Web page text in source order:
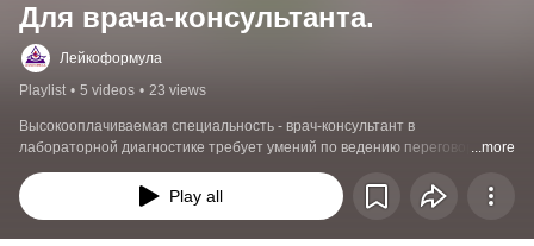
Для врача-консультанта.
Лейкоформула
Playlist • 5 videos • 23 views
Высокооплачиваемая специальность - врач-консультант в
лабораторной диагностике требует умений по ведению переговоров по
телефону, а также знаний по причинам ошибкам.
...more
Play all